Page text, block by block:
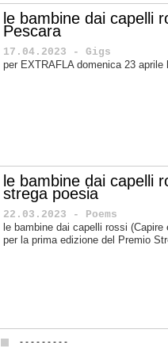
le bambine dai capelli
Pescara
17.04.2023 - Gigs
per EXTRAFLA domenica 23 aprile
le bambine dai capelli
strega poesia
22.03.2023 - Poems
le bambine dai capelli rossi
per la prima edizione del Premio
- - - - - - - - -